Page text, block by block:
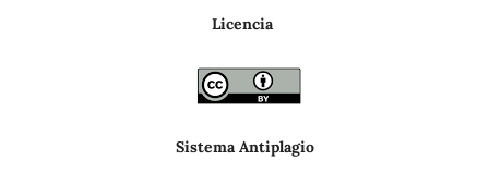
Licencia
Sistema Antiplagio